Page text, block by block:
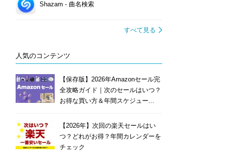
Shazam - 曲名検索
すべて見る
人気のコンテンツ
【保存版】2026年Amazonセール完
全攻略ガイド｜次のセールはいつ？
お得な買い方＆年間スケジュー...
【2026年】次回の楽天セールはい
つ？どれがお得？年間カレンダーを
チェック